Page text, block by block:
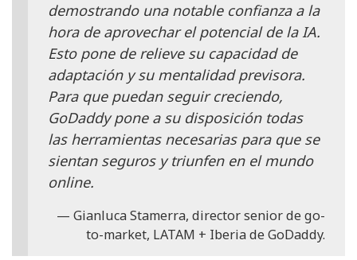
demostrando una notable confianza a la
hora de aprovechar el potencial de la IA.
Esto pone de relieve su capacidad de
adaptación y su mentalidad previsora.
Para que puedan seguir creciendo,
GoDaddy pone a su disposición todas
las herramientas necesarias para que se
sientan seguros y triunfen en el mundo
online.
Gianluca Stamerra, director senior de go-
to-market, LATAM + Iberia de GoDaddy.